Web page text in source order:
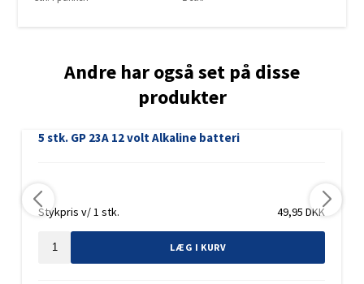
Andre har også set på disse
produkter
5 stk. GP 23A 12 volt Alkaline batteri
Stykpris v/ 1 stk. 49,95DKK
LÆG I KURV